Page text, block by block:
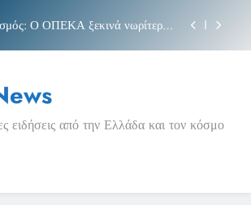
Ο ΟΠΕΚΑ ξεκινά νωρίτερα
και η φράση «Κρήτη
Ο ΟΠΕΚΑ ξεκινά νωρίτερα
ειδήσεις από την Ελλάδα και τον κόσμο